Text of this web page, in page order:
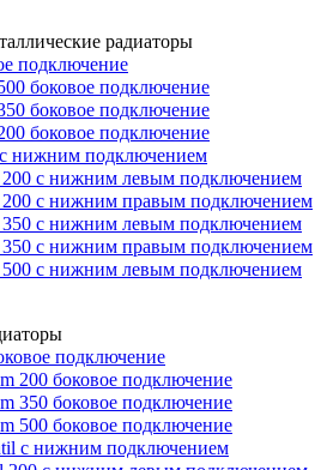
радиаторы
подключение
боковое подключение
боковое подключение
боковое подключение
нижним подключением
200 с нижним левым подключением
200 с нижним правым подключением
350 с нижним левым подключением
350 с нижним правым подключением
500 с нижним левым подключением
подключение
200 боковое подключение
350 боковое подключение
500 боковое подключение
с нижним подключением